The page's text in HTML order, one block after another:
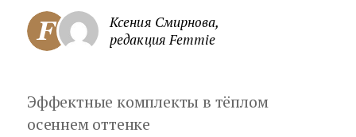
Ксения Смирнова,
редакция Femmie
Эффектные комплекты в тёплом
осеннем оттенке